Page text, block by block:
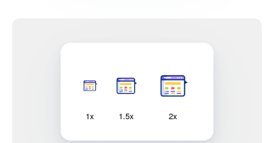
1x 1.5x 2x